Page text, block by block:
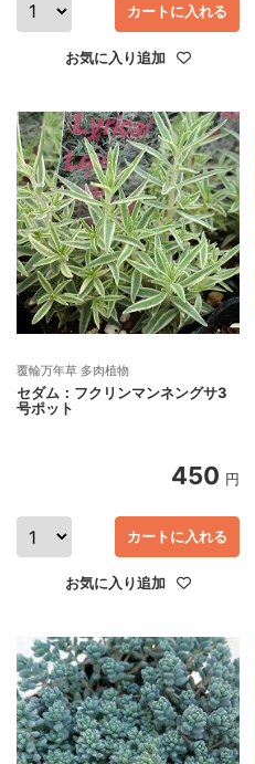
お気に入り追加
カートに入れる
覆輪万年草 多肉植物
セダム：フクリンマンネングサ3
号ポット
450 円
お気に入り追加
カートに入れる